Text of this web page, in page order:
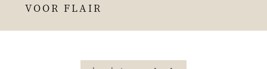
VOOR FLAIR